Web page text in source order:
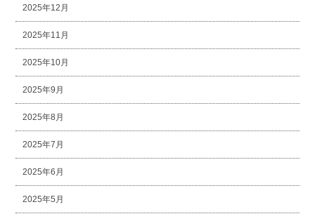
2025年12月
2025年11月
2025年10月
2025年9月
2025年8月
2025年7月
2025年6月
2025年5月